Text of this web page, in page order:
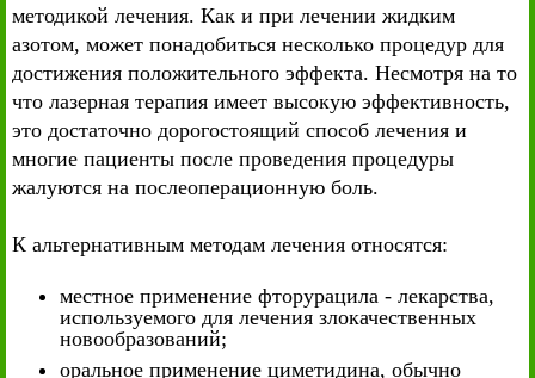
методикой лечения. Как и при лечении жидким
азотом, может понадобиться несколько процедур для
достижения положительного эффекта. Несмотря на то
что лазерная терапия имеет высокую эффективность,
это достаточно дорогостоящий способ лечения и
многие пациенты после проведения процедуры
жалуются на послеоперационную боль.
К альтернативным методам лечения относятся:
местное применение фторурацила - лекарства,
используемого для лечения злокачественных
новообразований;
оральное применение циметидина, обычно